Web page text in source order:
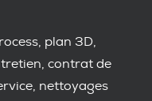
plan 3D,
contrat de
nettoyages